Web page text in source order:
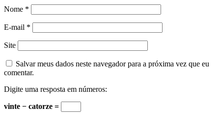
Nome *
E-mail *
Site
Salvar meus dados neste navegador para a próxima vez que eu
comentar.
Digite uma resposta em números:
vinte − catorze =